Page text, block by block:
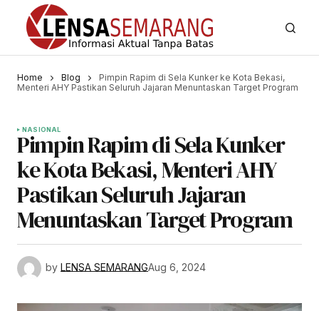
Home Blog
Pimpin Rapim di Sela Kunker ke Kota Bekasi,
Menteri AHY Pastikan Seluruh Jajaran Menuntaskan Target Program
NASIONAL
Pimpin Rapim di Sela Kunker
ke Kota Bekasi, Menteri AHY
Pastikan Seluruh Jajaran
Menuntaskan Target Program
by LENSA SEMARANGAug 6, 2024